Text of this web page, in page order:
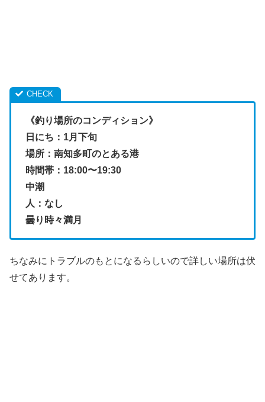
《釣り場所のコンディション》
日にち：1月下旬
場所：南知多町のとある港
時間帯：18:00〜19:30
中潮
人：なし
曇り時々満月
ちなみにトラブルのもとになるらしいので詳しい場所は伏
せてあります。